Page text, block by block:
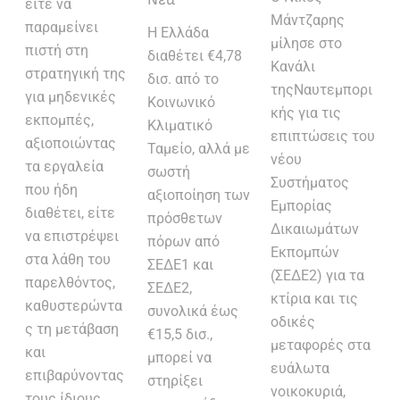
είτε να
παραμείνει
πιστή στη
στρατηγική της
για μηδενικές
εκπομπές,
αξιοποιώντας
τα εργαλεία
που ήδη
διαθέτει, είτε
να επιστρέψει
στα λάθη του
παρελθόντος,
καθυστερώντα
ς τη μετάβαση
και
επιβαρύνοντας
Η Ελλάδα
διαθέτει €4,78
δισ. από το
Κοινωνικό
Κλιματικό
Ταμείο, αλλά με
σωστή
αξιοποίηση των
πρόσθετων
πόρων από
ΣΕΔΕ1 και
ΣΕΔΕ2,
συνολικά έως
€15,5 δισ.,
μπορεί να
στηρίξει
Μάντζαρης
μίλησε στο
Κανάλι
τηςΝαυτεμπορι
κής για τις
επιπτώσεις του
νέου
Συστήματος
Εμπορίας
Δικαιωμάτων
Εκπομπών
(ΣΕΔΕ2) για τα
κτίρια και τις
οδικές
μεταφορές στα
ευάλωτα
νοικοκυριά,